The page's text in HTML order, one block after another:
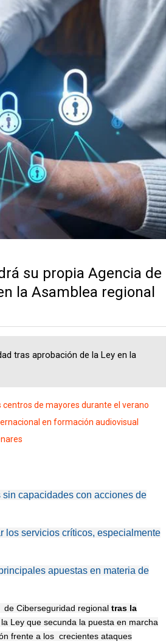
su propia Agencia de
la Asamblea regional
tras aprobación de la Ley en la
centros de mayores durante el verano
en formación audiovisual
capacidades con acciones de
los servicios críticos, especialmente
apuestas en materia de
de Ciberseguridad regional tras la
, la Ley que secunda la puesta en marcha
frente a los crecientes ataques